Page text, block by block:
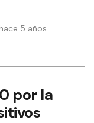
5 años
por la